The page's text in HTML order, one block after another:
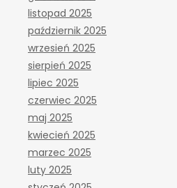
listopad 2025
październik 2025
wrzesień 2025
sierpień 2025
lipiec 2025
czerwiec 2025
maj 2025
kwiecień 2025
marzec 2025
luty 2025